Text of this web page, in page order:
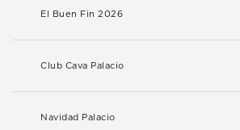
El Buen Fin 2026
Club Cava Palacio
Navidad Palacio